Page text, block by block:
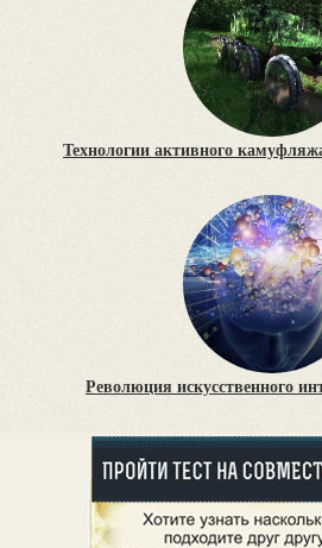
Технологии активного
Революция искусственного